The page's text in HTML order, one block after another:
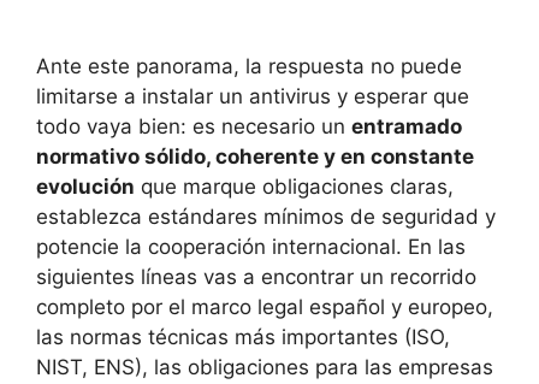
Ante este panorama, la respuesta no puede
limitarse a instalar un antivirus y esperar que
todo vaya bien: es necesario un entramado
normativo sólido, coherente y en constante
evolución que marque obligaciones claras,
establezca estándares mínimos de seguridad y
potencie la cooperación internacional. En las
siguientes líneas vas a encontrar un recorrido
completo por el marco legal español y europeo,
las normas técnicas más importantes (ISO,
NIST, ENS), las obligaciones para las empresas